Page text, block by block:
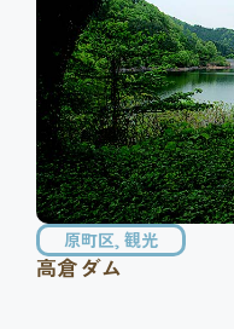
原町区, 観光
高倉ダム